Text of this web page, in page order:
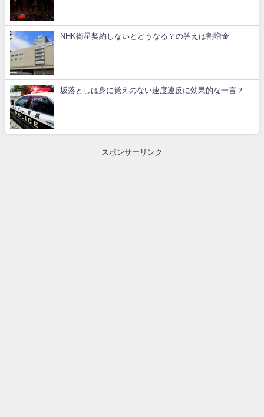
NHK衛星契約しないとどうなる？の答えは割増金
坂落としは身に覚えのない速度違反に効果的な一言？
スポンサーリンク